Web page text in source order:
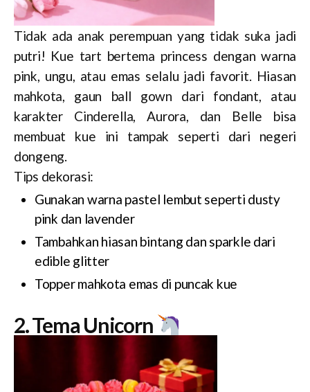
Tidak ada anak perempuan yang tidak suka jadi
putri! Kue tart bertema princess dengan warna
pink, ungu, atau emas selalu jadi favorit. Hiasan
mahkota, gaun ball gown dari fondant, atau
karakter Cinderella, Aurora, dan Belle bisa
membuat kue ini tampak seperti dari negeri
dongeng.
Tips dekorasi:
Gunakan warna pastel lembut seperti dusty
pink dan lavender
Tambahkan hiasan bintang dan sparkle dari
edible glitter
Topper mahkota emas di puncak kue
2. Tema Unicorn